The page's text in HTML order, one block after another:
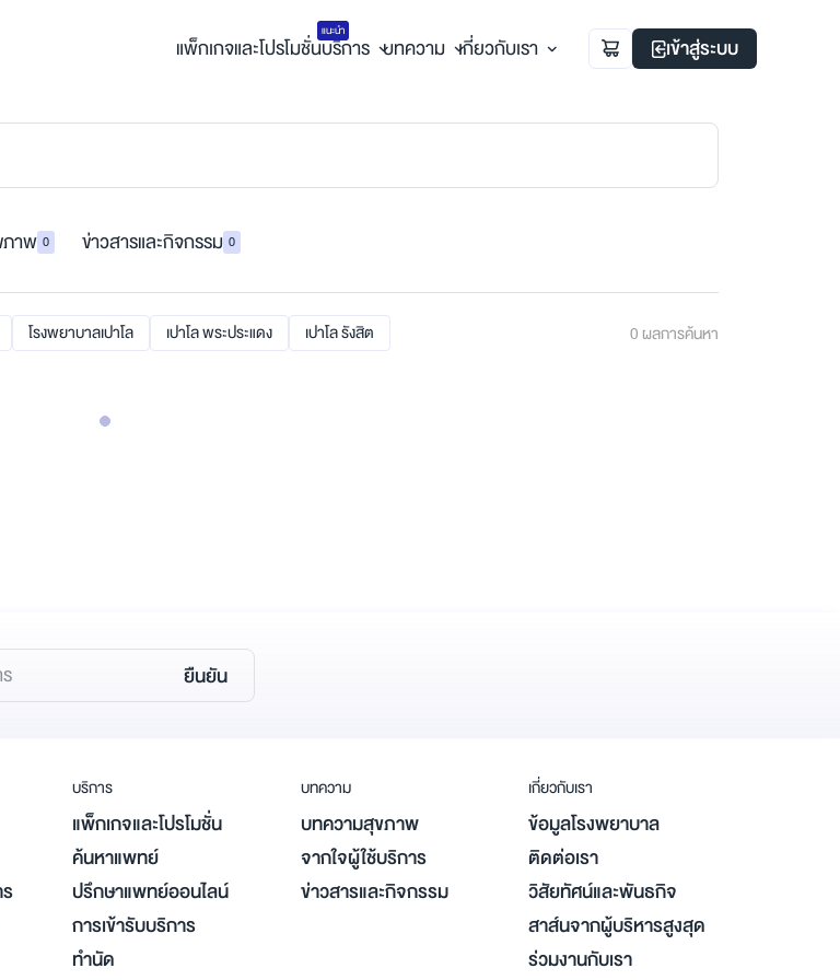
แพ็กเกจและโปรโมชั่น
แนะนำ
บริการ บทความ เกี่ยวกับเรา เข้าสู่ระบบ
าพ 0 ข่าวสารและกิจกรรม 0
โรงพยาบาลเปาโล เปาโล พระประแดง เปาโล รังสิต 0 ผลการค้นหา
ยืนยัน
บริการ
แพ็กเกจและโปรโมชั่น
ค้นหาแพทย์
ปรึกษาแพทย์ออนไลน์
การเข้ารับบริการ
ทำนัด
บทความ
บทความสุขภาพ
จากใจผู้ใช้บริการ
ข่าวสารและกิจกรรม
เกี่ยวกับเรา
ข้อมูลโรงพยาบาล
ติดต่อเรา
วิสัยทัศน์และพันธกิจ
สาส์นจากผู้บริหารสูงสุด
ร่วมงานกับเรา